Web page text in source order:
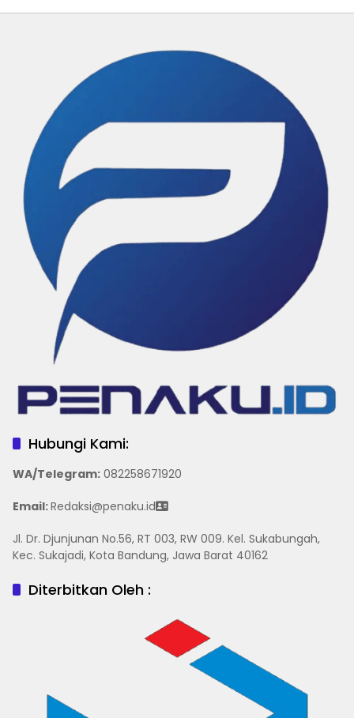
Hubungi Kami:
WA/Telegram: 082258671920
Email:Redaksi@penaku.id
Jl. Dr. Djunjunan No.56, RT 003, RW 009. Kel. Sukabungah,
Kec. Sukajadi, Kota Bandung, Jawa Barat 40162
Diterbitkan Oleh :